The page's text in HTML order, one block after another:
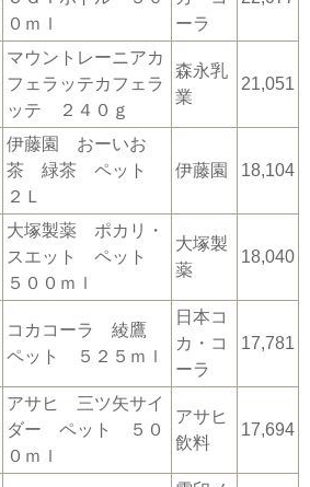
０ｍｌ
ーラ
マウントレーニアカ
フェラッテカフェラ
ッテ ２４０ｇ
森永乳
業
21,051
伊藤園 おーいお
茶 緑茶 ペット
２Ｌ
伊藤園 18,104
大塚製薬 ポカリ・
スエット ペット
５００ｍｌ
大塚製
薬
18,040
コカコーラ 綾鷹
ペット ５２５ｍｌ
日本コ
カ・コ
ーラ
17,781
アサヒ 三ツ矢サイ
ダー ペット ５０
０ｍｌ
アサヒ
飲料
17,694